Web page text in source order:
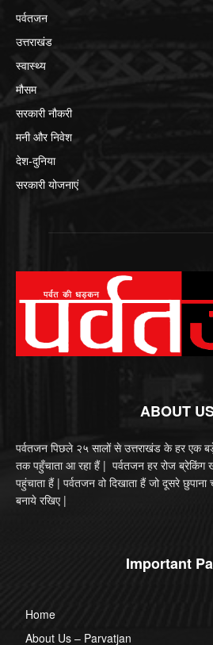
पर्वतजन
उत्तराखंड
स्वास्थ्य
मौसम
सरकारी नौकरी
मनी और निवेश
देश-दुनिया
सरकारी योजनाएं
ABOUT
पर्वतजन पिछले २५ सालों से उत्तराखंड के हर एक
तक पहुँचाता आ रहा हैं | पर्वतजन हर रोज
पहुंचाता हैं | पर्वतजन वो दिखाता हैं जो दूसरे
बनाये रखिए |
Important
Home
About Us – Parvatjan